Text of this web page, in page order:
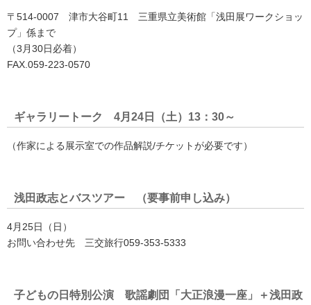
〒514-0007 津市大谷町11 三重県立美術館「浅田展ワークショッ
プ」係まで
（3月30日必着）
FAX.059-223-0570
ギャラリートーク 4月24日（土）13：30～
（作家による展示室での作品解説/チケットが必要です）
浅田政志とバスツアー （要事前申し込み）
4月25日（日）
お問い合わせ先 三交旅行059-353-5333
子どもの日特別公演 歌謡劇団「大正浪漫一座」＋浅田政